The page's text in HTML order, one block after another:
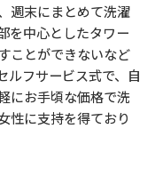
週末にまとめて洗濯
を中心としたタワー
ことができないなど
ルフサービス式で、自
にお手頃な価格で洗
性に支持を得ており